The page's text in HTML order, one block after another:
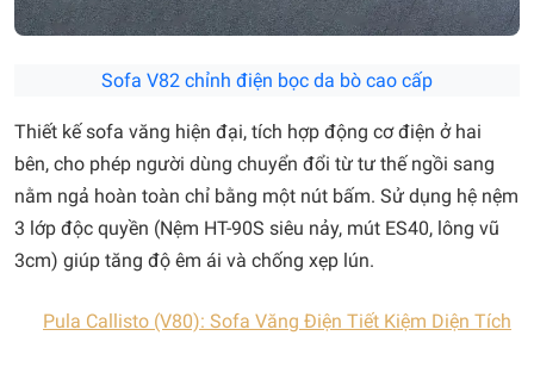
Sofa V82 chỉnh điện bọc da bò cao cấp
Thiết kế sofa văng hiện đại, tích hợp động cơ điện ở hai
bên, cho phép người dùng chuyển đổi từ tư thế ngồi sang
nằm ngả hoàn toàn chỉ bằng một nút bấm. Sử dụng hệ nệm
3 lớp độc quyền (Nệm HT-90S siêu nảy, mút ES40, lông vũ
3cm) giúp tăng độ êm ái và chống xẹp lún.
Pula Callisto (V80): Sofa Văng Điện Tiết Kiệm Diện Tích